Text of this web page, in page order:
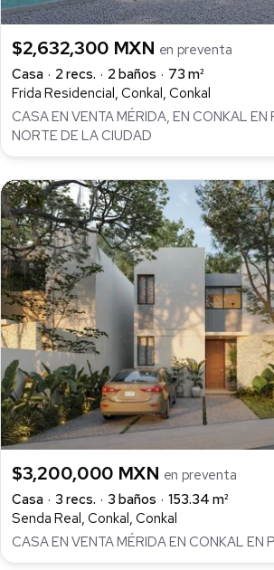
$2,632,300 MXN en preventa
Casa
2 recs. 2 baños
73 m²
Frida Residencial, Conkal, Conkal
CASA EN VENTA MÉRIDA, EN CONKAL EN
NORTE DE LA CIUDAD
$3,200,000 MXN en preventa
Casa
3 recs. 3 baños
153.34 m²
Senda Real, Conkal, Conkal
CASA EN VENTA MÉRIDA EN CONKAL EN